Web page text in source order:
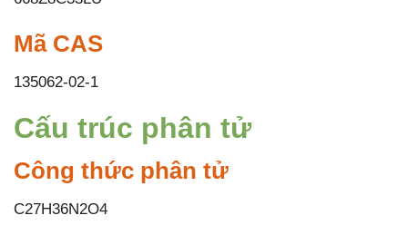
Mã CAS
135062-02-1
Cấu trúc phân tử
Công thức phân tử
C27H36N2O4